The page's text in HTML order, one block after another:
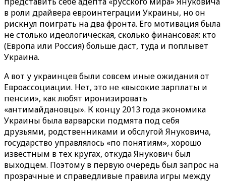
в роли драйвера евроинтеграции Украины, но он
рискнул поиграть на два фронта. Его мотивация была
не столько идеологическая, сколько финансовая: кто
(Европа или Россия) больше даст, туда и поплывет
Украина.
А вот у украинцев были совсем иные ожидания от
Евроассоциации. Нет, это не «высокие зарплаты и
пенсии», как любят иронизировать
«антимайдановцы». К концу 2013 года экономика
Украины была варварски подмята под себя
друзьями, родственниками и обслугой Януковича,
государство управлялось «по понятиям», хорошо
известным в тех кругах, откуда Янукович был
выходцем. Поэтому в первую очередь был запрос на
прозрачные и справедливые правила игры между